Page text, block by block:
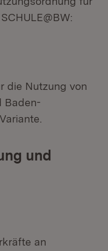
die Nutzung von
Baden-
und
an